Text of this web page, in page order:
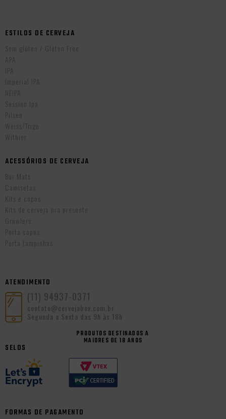
ESTILOS DE CERVEJA
Sem glúten / Gluten Free
APA
IPA
Imperial IPA
NEIPA
Session Ipa
Pilsen
Weiss/Trigo
Witbier
ACESSÓRIOS DE CERVEJA
Bar Mats
Camisetas
Kits e copos
Kits de cerveja pra presente
Growlers
Porta copos
Porta tampinhas
ATENDIMENTO
(11) 94937-0371
contato@cervejabox.com.br
Segunda a Sexta das 9h às 18h
PRODUTOS DESTINADOS A
MAIORES DE 18 ANOS
SELOS
FORMAS DE PAGAMENTO